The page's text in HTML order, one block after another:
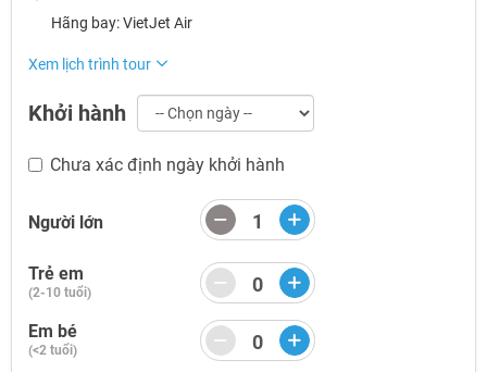
Hãng bay: VietJet Air
Xem lịch trình tour
Khởi hành
Chưa xác định ngày khởi hành
Người lớn
Trẻ em
(2-10 tuổi)
Em bé
(<2 tuổi)
TƯ VẤN NGAY
TƯ VẤN NGAY
TƯ VẤN NGAY
TƯ VẤN NGAY